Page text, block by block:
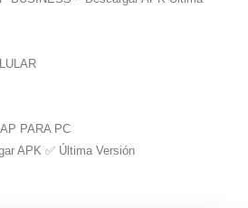
PARA PC
APK ✅️ Última Versión